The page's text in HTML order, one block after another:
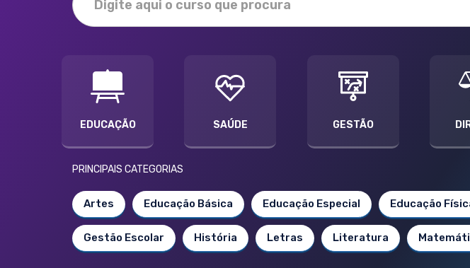
EDUCAÇÃO SAÚDE GESTÃO
PRINCIPAIS CATEGORIAS
Artes Educação Básica Educação Especial Educação
Gestão Escolar História Letras Literatura